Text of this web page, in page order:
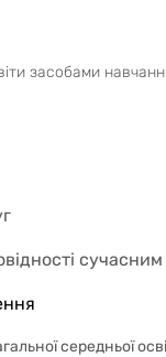
засобами
середньої